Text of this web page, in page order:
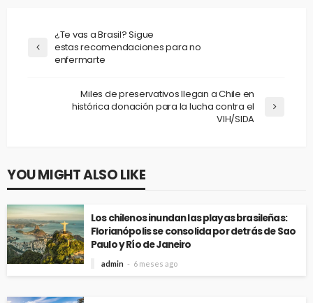
¿Te vas a Brasil? Sigue
estas recomendaciones para no
enfermarte
Miles de preservativos llegan a Chile en
histórica donación para la lucha contra el
VIH/SIDA
YOU MIGHT ALSO LIKE
Los chilenos inundan las playas brasileñas:
Florianópolis se consolida por detrás de Sao
Paulo y Río de Janeiro
admin 6 meses ago